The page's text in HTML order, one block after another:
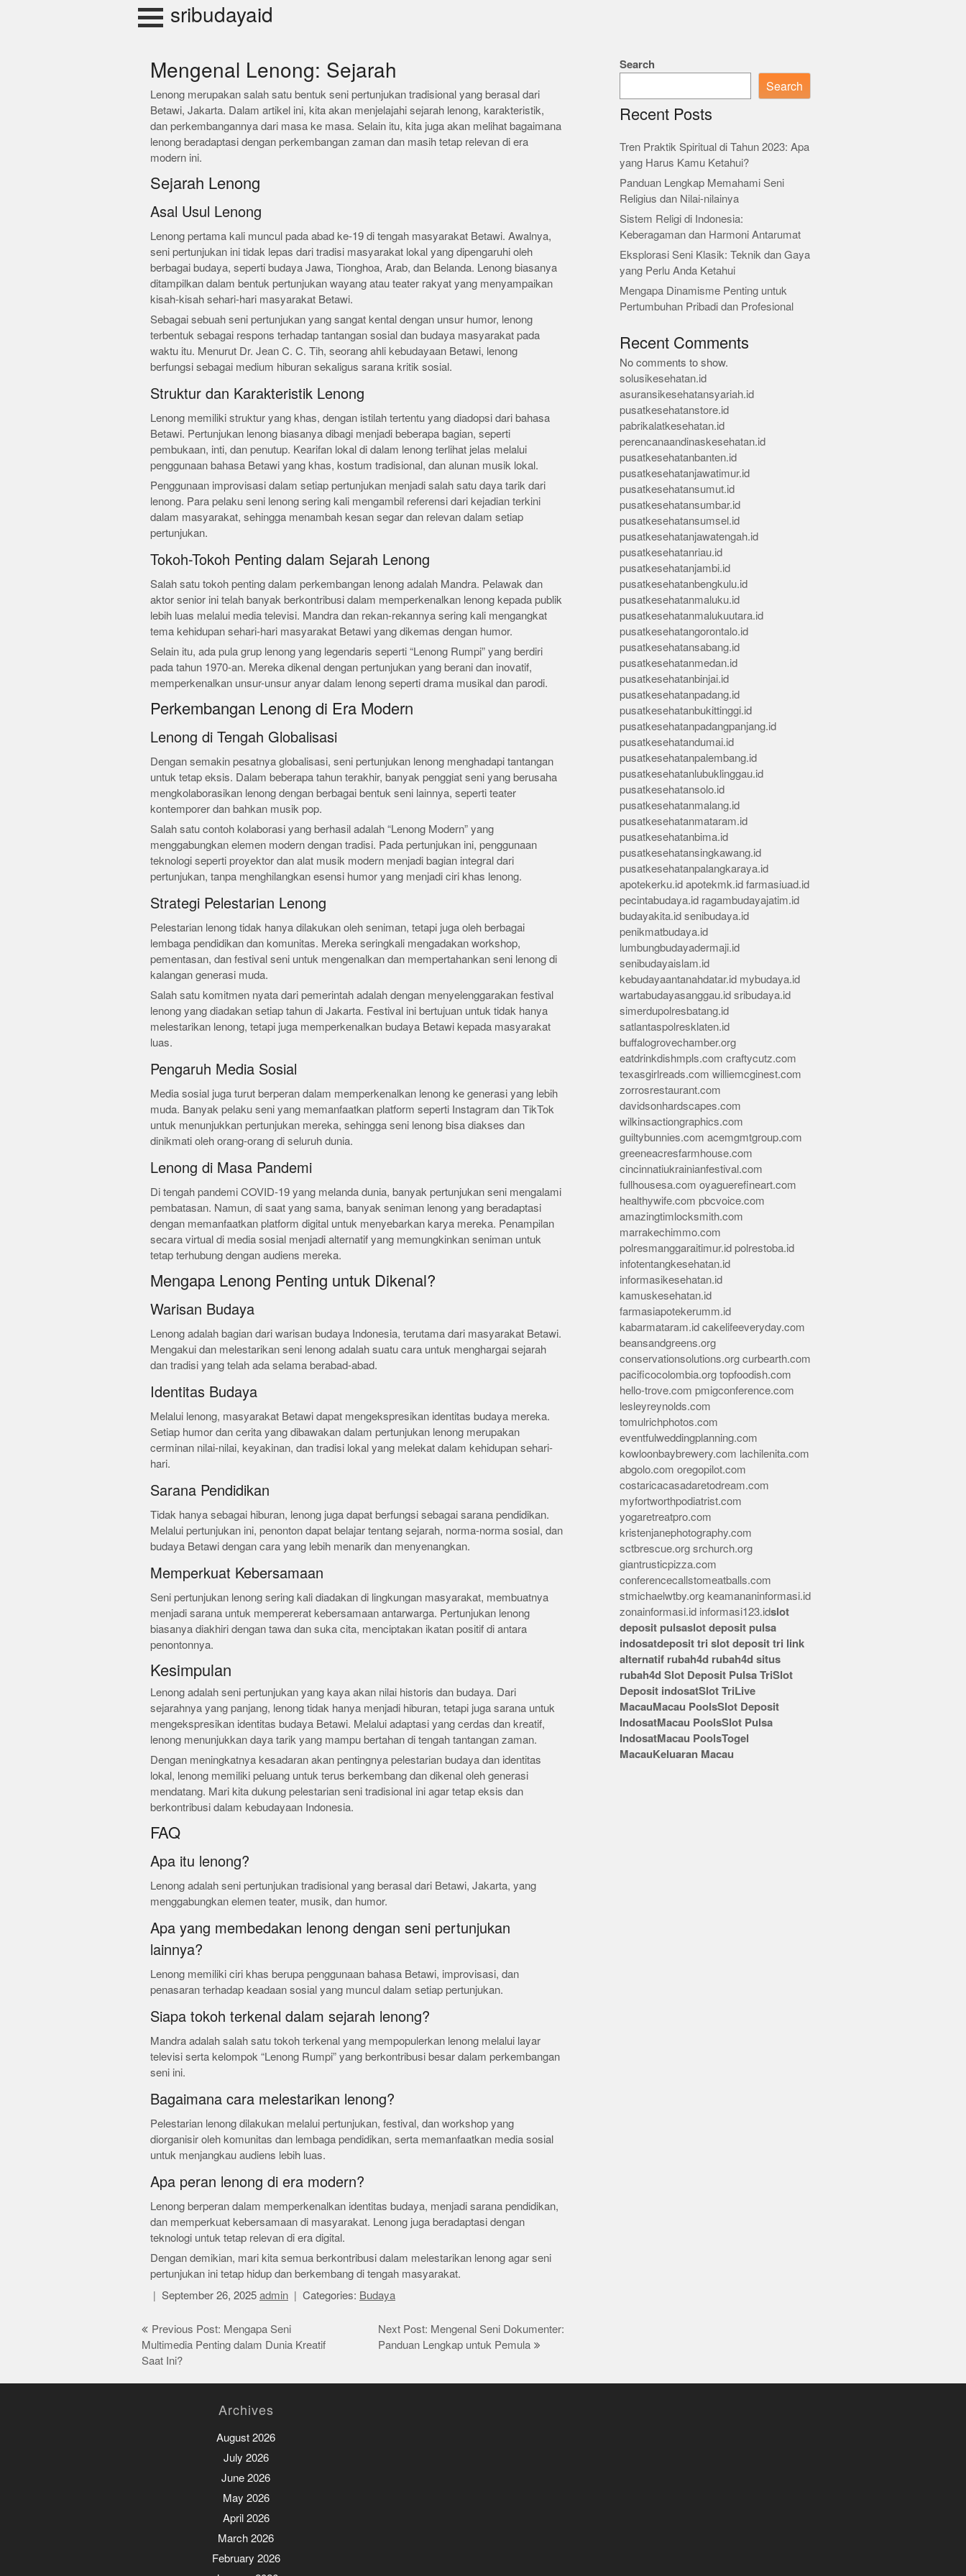
sribudayaid
Mengenal Lenong: Sejarah
Lenong merupakan salah satu bentuk seni pertunjukan tradisional yang berasal dari
Betawi, Jakarta. Dalam artikel ini, kita akan menjelajahi sejarah lenong, karakteristik,
dan perkembangannya dari masa ke masa. Selain itu, kita juga akan melihat bagaimana
lenong beradaptasi dengan perkembangan zaman dan masih tetap relevan di era
modern ini.
Sejarah Lenong
Asal Usul Lenong
Lenong pertama kali muncul pada abad ke-19 di tengah masyarakat Betawi. Awalnya,
seni pertunjukan ini tidak lepas dari tradisi masyarakat lokal yang dipengaruhi oleh
berbagai budaya, seperti budaya Jawa, Tionghoa, Arab, dan Belanda. Lenong biasanya
ditampilkan dalam bentuk pertunjukan wayang atau teater rakyat yang menyampaikan
kisah-kisah sehari-hari masyarakat Betawi.
Sebagai sebuah seni pertunjukan yang sangat kental dengan unsur humor, lenong
terbentuk sebagai respons terhadap tantangan sosial dan budaya masyarakat pada
waktu itu. Menurut Dr. Jean C. C. Tih, seorang ahli kebudayaan Betawi, lenong
berfungsi sebagai medium hiburan sekaligus sarana kritik sosial.
Struktur dan Karakteristik Lenong
Lenong memiliki struktur yang khas, dengan istilah tertentu yang diadopsi dari bahasa
Betawi. Pertunjukan lenong biasanya dibagi menjadi beberapa bagian, seperti
pembukaan, inti, dan penutup. Kearifan lokal di dalam lenong terlihat jelas melalui
penggunaan bahasa Betawi yang khas, kostum tradisional, dan alunan musik lokal.
Penggunaan improvisasi dalam setiap pertunjukan menjadi salah satu daya tarik dari
lenong. Para pelaku seni lenong sering kali mengambil referensi dari kejadian terkini
dalam masyarakat, sehingga menambah kesan segar dan relevan dalam setiap
pertunjukan.
Tokoh-Tokoh Penting dalam Sejarah Lenong
Salah satu tokoh penting dalam perkembangan lenong adalah Mandra. Pelawak dan
aktor senior ini telah banyak berkontribusi dalam memperkenalkan lenong kepada publik
lebih luas melalui media televisi. Mandra dan rekan-rekannya sering kali mengangkat
tema kehidupan sehari-hari masyarakat Betawi yang dikemas dengan humor.
Selain itu, ada pula grup lenong yang legendaris seperti “Lenong Rumpi” yang berdiri
pada tahun 1970-an. Mereka dikenal dengan pertunjukan yang berani dan inovatif,
memperkenalkan unsur-unsur anyar dalam lenong seperti drama musikal dan parodi.
Perkembangan Lenong di Era Modern
Lenong di Tengah Globalisasi
Dengan semakin pesatnya globalisasi, seni pertunjukan lenong menghadapi tantangan
untuk tetap eksis. Dalam beberapa tahun terakhir, banyak penggiat seni yang berusaha
mengkolaborasikan lenong dengan berbagai bentuk seni lainnya, seperti teater
kontemporer dan bahkan musik pop.
Salah satu contoh kolaborasi yang berhasil adalah “Lenong Modern” yang
menggabungkan elemen modern dengan tradisi. Pada pertunjukan ini, penggunaan
teknologi seperti proyektor dan alat musik modern menjadi bagian integral dari
pertunjukan, tanpa menghilangkan esensi humor yang menjadi ciri khas lenong.
Strategi Pelestarian Lenong
Pelestarian lenong tidak hanya dilakukan oleh seniman, tetapi juga oleh berbagai
lembaga pendidikan dan komunitas. Mereka seringkali mengadakan workshop,
pementasan, dan festival seni untuk mengenalkan dan mempertahankan seni lenong di
kalangan generasi muda.
Salah satu komitmen nyata dari pemerintah adalah dengan menyelenggarakan festival
lenong yang diadakan setiap tahun di Jakarta. Festival ini bertujuan untuk tidak hanya
melestarikan lenong, tetapi juga memperkenalkan budaya Betawi kepada masyarakat
luas.
Pengaruh Media Sosial
Media sosial juga turut berperan dalam memperkenalkan lenong ke generasi yang lebih
muda. Banyak pelaku seni yang memanfaatkan platform seperti Instagram dan TikTok
untuk menunjukkan pertunjukan mereka, sehingga seni lenong bisa diakses dan
dinikmati oleh orang-orang di seluruh dunia.
Lenong di Masa Pandemi
Di tengah pandemi COVID-19 yang melanda dunia, banyak pertunjukan seni mengalami
pembatasan. Namun, di saat yang sama, banyak seniman lenong yang beradaptasi
dengan memanfaatkan platform digital untuk menyebarkan karya mereka. Penampilan
secara virtual di media sosial menjadi alternatif yang memungkinkan seniman untuk
tetap terhubung dengan audiens mereka.
Mengapa Lenong Penting untuk Dikenal?
Warisan Budaya
Lenong adalah bagian dari warisan budaya Indonesia, terutama dari masyarakat Betawi.
Mengakui dan melestarikan seni lenong adalah suatu cara untuk menghargai sejarah
dan tradisi yang telah ada selama berabad-abad.
Identitas Budaya
Melalui lenong, masyarakat Betawi dapat mengekspresikan identitas budaya mereka.
Setiap humor dan cerita yang dibawakan dalam pertunjukan lenong merupakan
cerminan nilai-nilai, keyakinan, dan tradisi lokal yang melekat dalam kehidupan sehari-
hari.
Sarana Pendidikan
Tidak hanya sebagai hiburan, lenong juga dapat berfungsi sebagai sarana pendidikan.
Melalui pertunjukan ini, penonton dapat belajar tentang sejarah, norma-norma sosial, dan
budaya Betawi dengan cara yang lebih menarik dan menyenangkan.
Memperkuat Kebersamaan
Seni pertunjukan lenong sering kali diadakan di lingkungan masyarakat, membuatnya
menjadi sarana untuk mempererat kebersamaan antarwarga. Pertunjukan lenong
biasanya diakhiri dengan tawa dan suka cita, menciptakan ikatan positif di antara
penontonnya.
Kesimpulan
Lenong adalah seni pertunjukan yang kaya akan nilai historis dan budaya. Dari
sejarahnya yang panjang, lenong tidak hanya menjadi hiburan, tetapi juga sarana untuk
mengekspresikan identitas budaya Betawi. Melalui adaptasi yang cerdas dan kreatif,
lenong menunjukkan daya tarik yang mampu bertahan di tengah tantangan zaman.
Dengan meningkatnya kesadaran akan pentingnya pelestarian budaya dan identitas
lokal, lenong memiliki peluang untuk terus berkembang dan dikenal oleh generasi
mendatang. Mari kita dukung pelestarian seni tradisional ini agar tetap eksis dan
berkontribusi dalam kebudayaan Indonesia.
FAQ
Apa itu lenong?
Lenong adalah seni pertunjukan tradisional yang berasal dari Betawi, Jakarta, yang
menggabungkan elemen teater, musik, dan humor.
Apa yang membedakan lenong dengan seni pertunjukan
lainnya?
Lenong memiliki ciri khas berupa penggunaan bahasa Betawi, improvisasi, dan
penasaran terhadap keadaan sosial yang muncul dalam setiap pertunjukan.
Siapa tokoh terkenal dalam sejarah lenong?
Mandra adalah salah satu tokoh terkenal yang mempopulerkan lenong melalui layar
televisi serta kelompok “Lenong Rumpi” yang berkontribusi besar dalam perkembangan
seni ini.
Bagaimana cara melestarikan lenong?
Pelestarian lenong dilakukan melalui pertunjukan, festival, dan workshop yang
diorganisir oleh komunitas dan lembaga pendidikan, serta memanfaatkan media sosial
untuk menjangkau audiens lebih luas.
Apa peran lenong di era modern?
Lenong berperan dalam memperkenalkan identitas budaya, menjadi sarana pendidikan,
dan memperkuat kebersamaan di masyarakat. Lenong juga beradaptasi dengan
teknologi untuk tetap relevan di era digital.
Dengan demikian, mari kita semua berkontribusi dalam melestarikan lenong agar seni
pertunjukan ini tetap hidup dan berkembang di tengah masyarakat.
September 26, 2025 admin Categories: Budaya
Post
navigation
Previous Post: Mengapa Seni
Multimedia Penting dalam Dunia Kreatif
Saat Ini?
Next Post: Mengenal Seni Dokumenter:
Panduan Lengkap untuk Pemula
Search
Search
Recent Posts
Tren Praktik Spiritual di Tahun 2023: Apa
yang Harus Kamu Ketahui?
Panduan Lengkap Memahami Seni
Religius dan Nilai-nilainya
Sistem Religi di Indonesia:
Keberagaman dan Harmoni Antarumat
Eksplorasi Seni Klasik: Teknik dan Gaya
yang Perlu Anda Ketahui
Mengapa Dinamisme Penting untuk
Pertumbuhan Pribadi dan Profesional
Recent Comments
No comments to show.
solusikesehatan.id
asuransikesehatansyariah.id
pusatkesehatanstore.id
pabrikalatkesehatan.id
perencanaandinaskesehatan.id
pusatkesehatanbanten.id
pusatkesehatanjawatimur.id
pusatkesehatansumut.id
pusatkesehatansumbar.id
pusatkesehatansumsel.id
pusatkesehatanjawatengah.id
pusatkesehatanriau.id
pusatkesehatanjambi.id
pusatkesehatanbengkulu.id
pusatkesehatanmaluku.id
pusatkesehatanmalukuutara.id
pusatkesehatangorontalo.id
pusatkesehatansabang.id
pusatkesehatanmedan.id
pusatkesehatanbinjai.id
pusatkesehatanpadang.id
pusatkesehatanbukittinggi.id
pusatkesehatanpadangpanjang.id
pusatkesehatandumai.id
pusatkesehatanpalembang.id
pusatkesehatanlubuklinggau.id
pusatkesehatansolo.id
pusatkesehatanmalang.id
pusatkesehatanmataram.id
pusatkesehatanbima.id
pusatkesehatansingkawang.id
pusatkesehatanpalangkaraya.id
apotekerku.id apotekmk.id farmasiuad.id
pecintabudaya.id ragambudayajatim.id
budayakita.id senibudaya.id
penikmatbudaya.id
lumbungbudayadermaji.id
senibudayaislam.id
kebudayaantanahdatar.id mybudaya.id
wartabudayasanggau.id sribudaya.id
simerdupolresbatang.id
satlantaspolresklaten.id
buffalogrovechamber.org
eatdrinkdishmpls.com craftycutz.com
texasgirlreads.com williemcginest.com
zorrosrestaurant.com
davidsonhardscapes.com
wilkinsactiongraphics.com
guiltybunnies.com acemgmtgroup.com
greeneacresfarmhouse.com
cincinnatiukrainianfestival.com
fullhousesa.com oyaguerefineart.com
healthywife.com pbcvoice.com
amazingtimlocksmith.com
marrakechimmo.com
polresmanggaraitimur.id polrestoba.id
infotentangkesehatan.id
informasikesehatan.id
kamuskesehatan.id
farmasiapotekerumm.id
kabarmataram.id cakelifeeveryday.com
beansandgreens.org
conservationsolutions.org curbearth.com
pacificocolombia.org topfoodish.com
hello-trove.com pmigconference.com
lesleyreynolds.com
tomulrichphotos.com
eventfulweddingplanning.com
kowloonbaybrewery.com lachilenita.com
abgolo.com oregopilot.com
costaricacasadaretodream.com
myfortworthpodiatrist.com
yogaretreatpro.com
kristenjanephotography.com
sctbrescue.org srchurch.org
giantrusticpizza.com
conferencecallstomeatballs.com
stmichaelwtby.org keamananinformasi.id
zonainformasi.id informasi123.idslot
deposit pulsaslot deposit pulsa
indosatdeposit tri slot deposit tri link
alternatif rubah4d rubah4d situs
rubah4d Slot Deposit Pulsa TriSlot
Deposit indosatSlot TriLive
MacauMacau PoolsSlot Deposit
IndosatMacau PoolsSlot Pulsa
IndosatMacau PoolsTogel
MacauKeluaran Macau
Archives
August 2026
July 2026
June 2026
May 2026
April 2026
March 2026
February 2026